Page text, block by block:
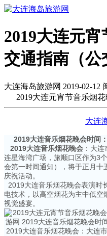
2019大连元
交通指南（公
大连海岛旅游网 2019-02-12
2019大连元宵节音乐烟
大连
2019大连音乐烟花晚会时间
2019大连音乐烟花晚会 ：大
连星海湾广场，旅顺口区作为3
会第一时间通知），将于正月
庆祝活动。
2019大连音乐烟花晚会表演时
电技术，以高空烟花为主中低
视觉盛宴。